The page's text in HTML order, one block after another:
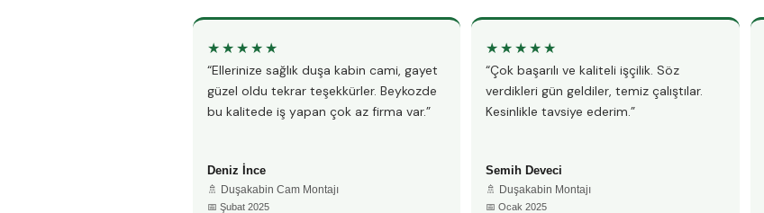
★★★★★
“Ellerinize sağlık duşa kabin cami, gayet
güzel oldu tekrar teşekkürler. Beykozde
bu kalitede iş yapan çok az firma var.”
Deniz İnce
🚿 Duşakabin Cam Montajı
📅 Şubat 2025
★★★★★
“Çok başarılı ve kaliteli işçilik. Söz
verdikleri gün geldiler, temiz çalıştılar.
Kesinlikle tavsiye ederim.”
Semih Deveci
🚿 Duşakabin Montajı
📅 Ocak 2025